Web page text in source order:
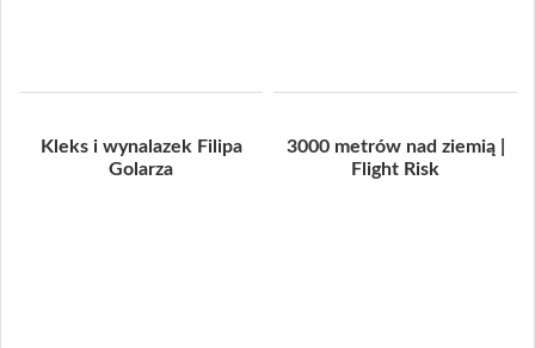
Kleks i wynalazek Filipa
Golarza
3000 metrów nad ziemią |
Flight Risk